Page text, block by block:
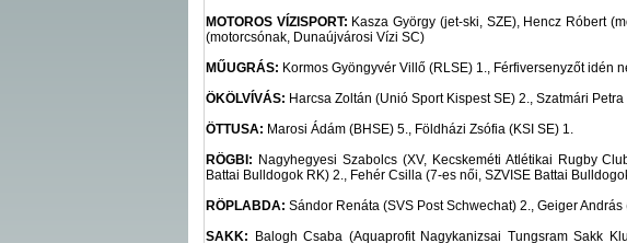
MOTOROS VÍZISPORT: Kasza György (jet-ski, SZE), Hencz Róbert
(motorcsónak, Dunaújvárosi Vízi SC)
MŰUGRÁS: Kormos Gyöngyvér Villő (RLSE) 1., Férfiversenyzőt idén
ÖKÖLVÍVÁS: Harcsa Zoltán (Unió Sport Kispest SE) 2., Szatmári
ÖTTUSA: Marosi Ádám (BHSE) 5., Földházi Zsófia (KSI SE) 1.
RÖGBI: Nagyhegyesi Szabolcs (XV, Kecskeméti Atlétikai Rugby
Battai Bulldogok RK) 2., Fehér Csilla (7-es női, SZVISE Battai
RÖPLABDA: Sándor Renáta (SVS Post Schwechat) 2., Geiger
SAKK: Balogh Csaba (Aquaprofit Nagykanizsai Tungsram Sakk